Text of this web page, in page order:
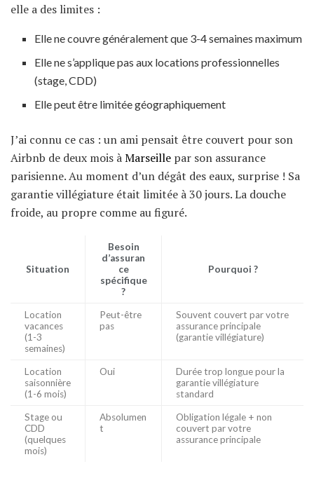
elle a des limites :
Elle ne couvre généralement que 3-4 semaines maximum
Elle ne s’applique pas aux locations professionnelles
(stage, CDD)
Elle peut être limitée géographiquement
J’ai connu ce cas : un ami pensait être couvert pour son
Airbnb de deux mois àMarseille par son assurance
parisienne. Au moment d’un dégât des eaux, surprise ! Sa
garantie villégiature était limitée à 30 jours. La douche
froide, au propre comme au figuré.
Situation
Besoin
d’assuran
ce
spécifique
?
Pourquoi ?
Location
vacances
(1-3
semaines)
Peut-être
pas
Souvent couvert par votre
assurance principale
(garantie villégiature)
Location
saisonnière
(1-6 mois)
Oui
Durée trop longue pour la
garantie villégiature
standard
Stage ou
CDD
(quelques
mois)
Absolumen
t
Obligation légale + non
couvert par votre
assurance principale